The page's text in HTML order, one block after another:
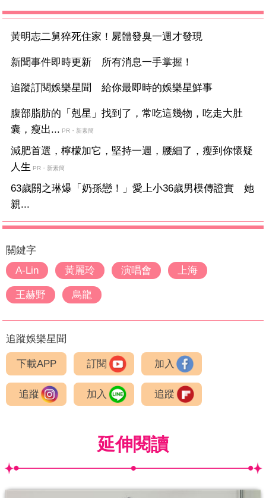
黃明志二舅猝死住家！屍體發臭一週才發現
新聞事件即時更新 所有消息一手掌握！
追蹤訂閱娛樂星聞 給你最即時的娛樂星鮮事
腹部脂肪的「剋星」找到了，常吃這幾物，吃走大肚
囊，瘦出... PR・新素簡
減肥首選，檸檬加它，堅持一週，腰細了，瘦到你懷疑
人生 PR・新素簡
63歲關之琳爆「奶孫戀！」愛上小36歲男模傳證實 她
親...
關鍵字
A-Lin
黃麗玲 演唱會 上海
王赫野 烏龍
追蹤娛樂星聞
下載APP 訂閱 加入
追蹤 加入 追蹤
延伸閱讀